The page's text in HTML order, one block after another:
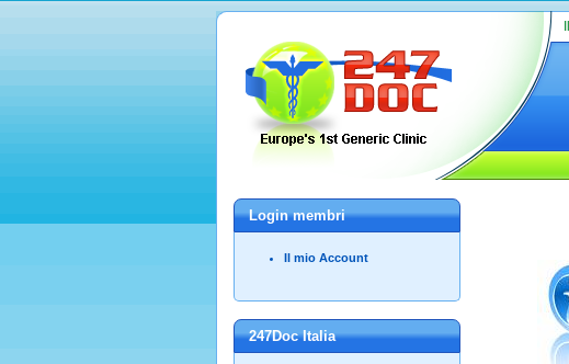
Login membri
Il mio Account
247Doc Italia